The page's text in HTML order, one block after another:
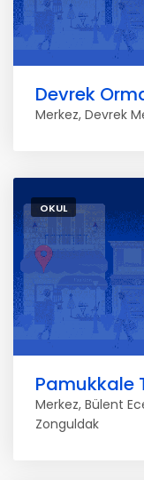
Devrek
Merkez, Devrek
OKUL
Pamukkale
Merkez, Bülent
Zonguldak